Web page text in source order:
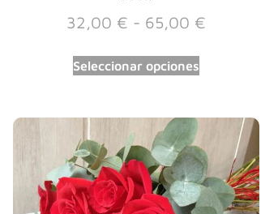
32,00 € - 65,00 €
Seleccionar opciones